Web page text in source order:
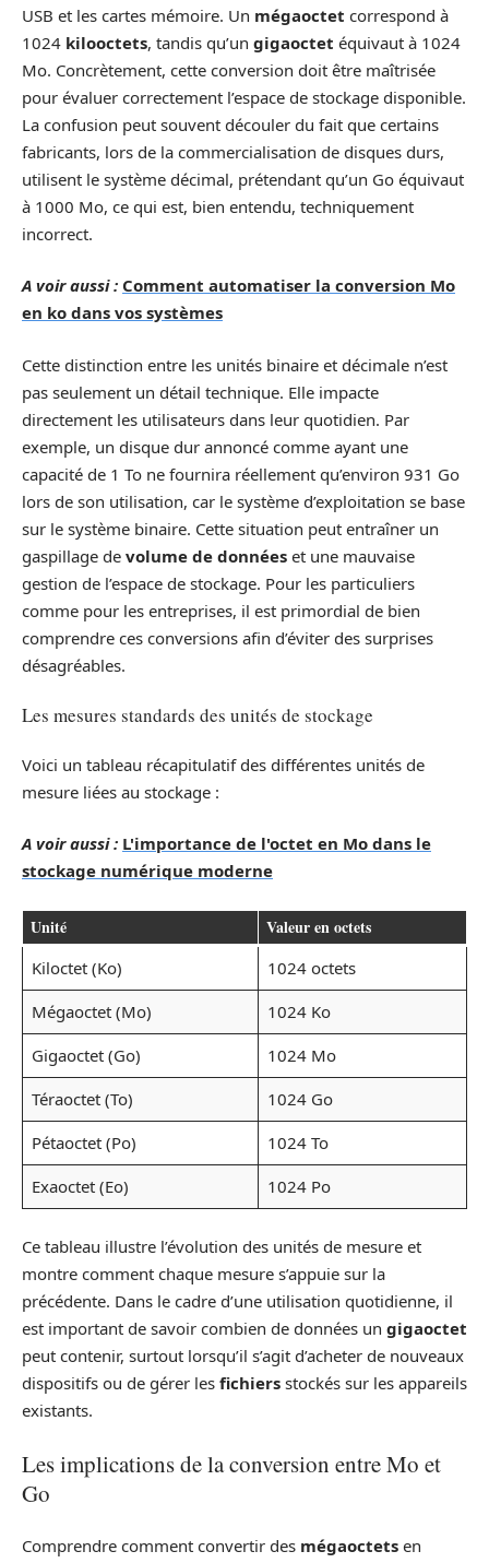
USB et les cartes mémoire. Un mégaoctet correspond à
1024 kilooctets, tandis qu’un gigaoctet équivaut à 1024
Mo. Concrètement, cette conversion doit être maîtrisée
pour évaluer correctement l’espace de stockage disponible.
La confusion peut souvent découler du fait que certains
fabricants, lors de la commercialisation de disques durs,
utilisent le système décimal, prétendant qu’un Go équivaut
à 1000 Mo, ce qui est, bien entendu, techniquement
incorrect.
A voir aussi : Comment automatiser la conversion Mo
en ko dans vos systèmes
Cette distinction entre les unités binaire et décimale n’est
pas seulement un détail technique. Elle impacte
directement les utilisateurs dans leur quotidien. Par
exemple, un disque dur annoncé comme ayant une
capacité de 1 To ne fournira réellement qu’environ 931 Go
lors de son utilisation, car le système d’exploitation se base
sur le système binaire. Cette situation peut entraîner un
gaspillage de volume de données et une mauvaise
gestion de l’espace de stockage. Pour les particuliers
comme pour les entreprises, il est primordial de bien
comprendre ces conversions afin d’éviter des surprises
désagréables.
Les mesures standards des unités de stockage
Voici un tableau récapitulatif des différentes unités de
mesure liées au stockage :
A voir aussi : L'importance de l'octet en Mo dans le
stockage numérique moderne
Unité Valeur en octets
Kiloctet (Ko)
1024 octets
Mégaoctet (Mo)
1024 Ko
Gigaoctet (Go)
1024 Mo
Téraoctet (To)
1024 Go
Pétaoctet (Po)
1024 To
Exaoctet (Eo)
1024 Po
Ce tableau illustre l’évolution des unités de mesure et
montre comment chaque mesure s’appuie sur la
précédente. Dans le cadre d’une utilisation quotidienne, il
est important de savoir combien de données un gigaoctet
peut contenir, surtout lorsqu’il s’agit d’acheter de nouveaux
dispositifs ou de gérer les fichiers stockés sur les appareils
existants.
Les implications de la conversion entre Mo et
Go
Comprendre comment convertir des mégaoctets en